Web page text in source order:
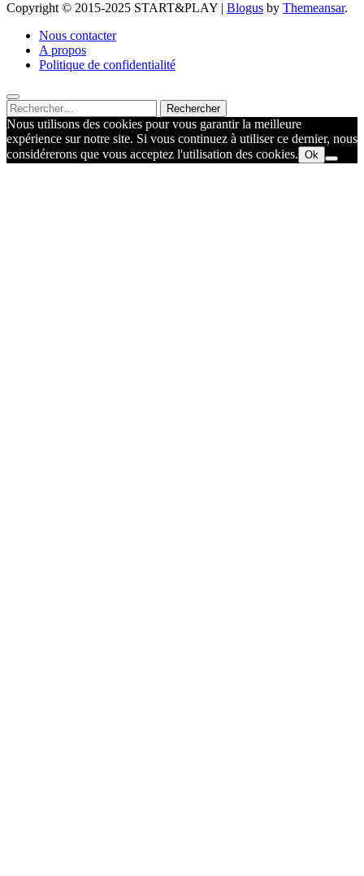
Copyright © 2015-2025 START&PLAY | Blogus by Themeansar.
Nous contacter
A propos
Politique de confidentialité
Rechercher :
Nous utilisons des cookies pour vous garantir la meilleure
expérience sur notre site. Si vous continuez à utiliser ce dernier, nous
considérerons que vous acceptez l'utilisation des cookies. Ok